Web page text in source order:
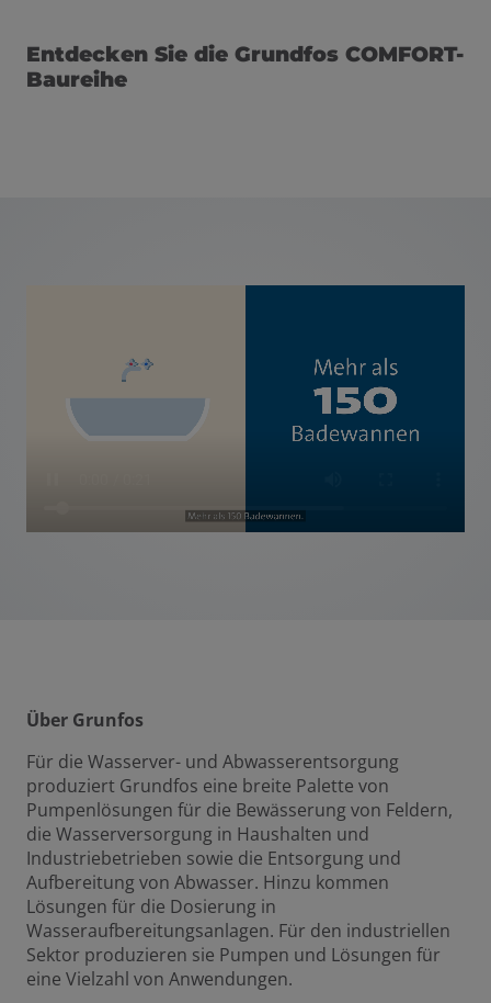
Entdecken Sie die Grundfos COMFORT-
Baureihe
Über Grunfos
Für die Wasserver- und Abwasserentsorgung
produziert Grundfos eine breite Palette von
Pumpenlösungen für die Bewässerung von Feldern,
die Wasserversorgung in Haushalten und
Industriebetrieben sowie die Entsorgung und
Aufbereitung von Abwasser. Hinzu kommen
Lösungen für die Dosierung in
Wasseraufbereitungsanlagen. Für den industriellen
Sektor produzieren sie Pumpen und Lösungen für
eine Vielzahl von Anwendungen.